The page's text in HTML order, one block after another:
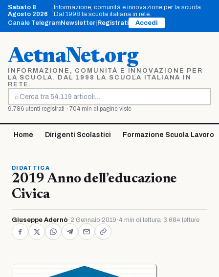
Vai
contenuto
Sabato 8
Agosto 2026
Informazione, comunità e innovazione per la scuola.
Dal 1998 la scuola italiana in rete.
Canale TelegramNewsletter Registrati Accedi
AetnaNet.org
INFORMAZIONE, COMUNITÀ E INNOVAZIONE PER
LA SCUOLA. DAL 1998 LA SCUOLA ITALIANA IN
RETE.
⌕
Cerca
9.786 utenti registrati · 704 mln di pagine viste
Home Dirigenti Scolastici Formazione Scuola Lavoro
DIDATTICA
2019 Anno dell’educazione
Civica
Giuseppe Adernò · 2 Gennaio 2019 · 4 min di lettura· 3.684 letture